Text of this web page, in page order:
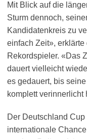
Mit Blick auf die
Sturm dennoch,
Kandidatenkreis zu
einfach Zeit»,
Rekordspieler. «Das
dauert vielleicht
es gedauert, bis
komplett verinnerlicht
Der Deutschland
internationale